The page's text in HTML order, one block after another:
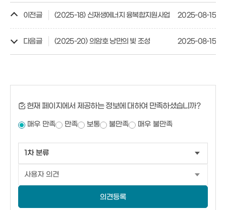
이전글 (2025-18) 신재생에너지 융복합지원사업 2025-08-15
다음글 (2025-20) 의암호 낭만의 빛 조성 2025-08-15
현재 페이지에서 제공하는 정보에 대하여 만족하셨습니까?
매우 만족 만족 보통 불만족 매우 불만족
의견등록